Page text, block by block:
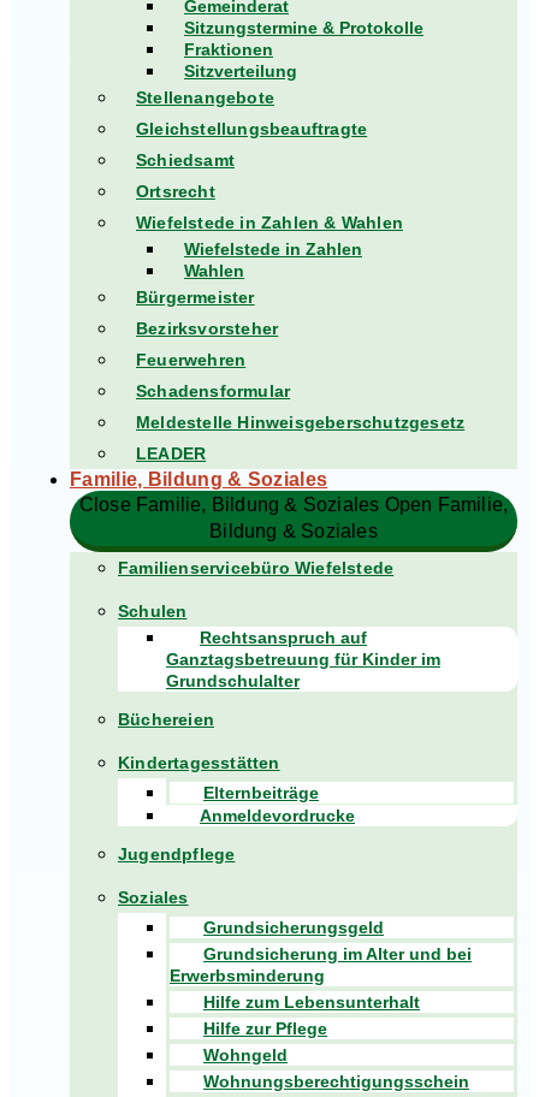
Gemeinderat
Sitzungstermine & Protokolle
Fraktionen
Sitzverteilung
Stellenangebote
Gleichstellungsbeauftragte
Schiedsamt
Ortsrecht
Wiefelstede in Zahlen & Wahlen
Wiefelstede in Zahlen
Wahlen
Bürgermeister
Bezirksvorsteher
Feuerwehren
Schadensformular
Meldestelle Hinweisgeberschutzgesetz
LEADER
Familie, Bildung & Soziales
Close Familie, Bildung & Soziales Open Familie,
Bildung & Soziales
Familienservicebüro Wiefelstede
Schulen
Rechtsanspruch auf
Ganztagsbetreuung für Kinder im
Grundschulalter
Büchereien
Kindertagesstätten
Elternbeiträge
Anmeldevordrucke
Jugendpflege
Soziales
Grundsicherungsgeld
Grundsicherung im Alter und bei
Erwerbsminderung
Hilfe zum Lebensunterhalt
Hilfe zur Pflege
Wohngeld
Wohnungsberechtigungsschein